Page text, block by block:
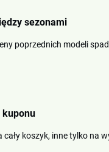
sezonami
poprzednich modeli
kuponu
cały koszyk, inne tylko na